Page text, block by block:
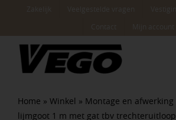
Home » Winkel » Montage en afwerking
lijmgoot 1 m met gat tbv trechteruitloop